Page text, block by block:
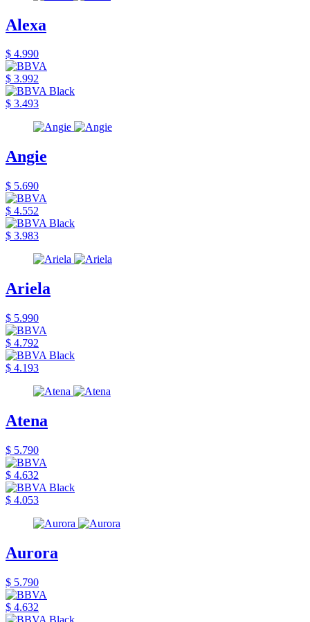
Alexa
$ 4.990
$ 3.992
$ 3.493
Angie
$ 5.690
$ 4.552
$ 3.983
Ariela
$ 5.990
$ 4.792
$ 4.193
Atena
$ 5.790
$ 4.632
$ 4.053
Aurora
$ 5.790
$ 4.632